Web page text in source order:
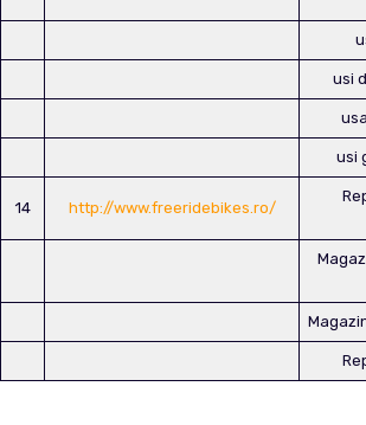
usi
usi
14 http://www.freeridebikes.ro/